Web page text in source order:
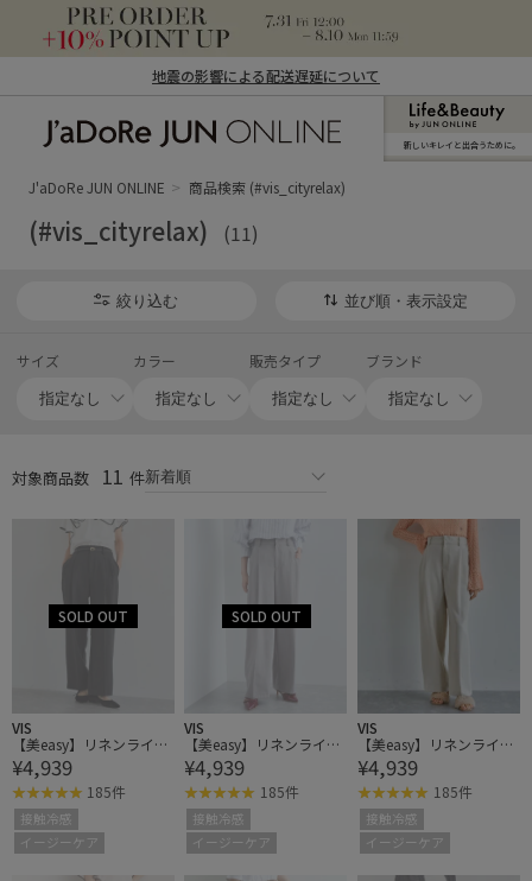
地震の影響による配送遅延について
ン オンライン）
新しいキレイと出合うために。
J'aDoRe JUN ONLINE 商品検索 (#vis_cityrelax)
(#vis_cityrelax) (11)
絞り込む 並び順・表示設定
サイズ カラー 販売タイプ ブランド
対象商品数 11 件
VIS
【美easy】リネンライク
ワンタックワイドスラッ
クスパンツ
¥4,939
185件
接触冷感
イージーケア
VIS
【美easy】リネンライク
ワンタックワイドスラッ
クスパンツ
¥4,939
185件
接触冷感
イージーケア
VIS
【美easy】リネンライク
ワンタックワイドスラッ
クスパンツ
¥4,939
185件
接触冷感
イージーケア